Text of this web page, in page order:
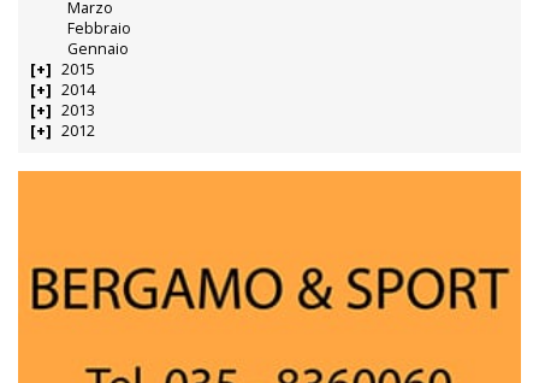
Marzo
Febbraio
Gennaio
2015
2014
2013
2012